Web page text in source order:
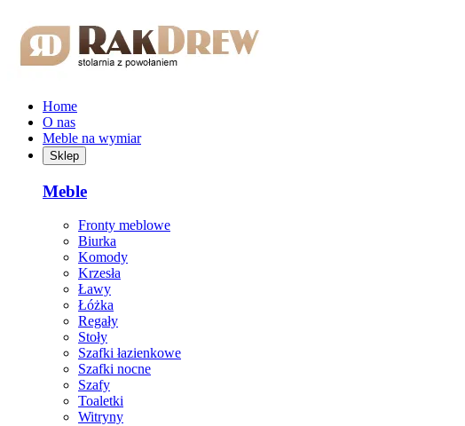
Home
O nas
Meble na wymiar
Sklep
Meble
Fronty meblowe
Biurka
Komody
Krzesła
Ławy
Łóżka
Regały
Stoły
Szafki łazienkowe
Szafki nocne
Szafy
Toaletki
Witryny